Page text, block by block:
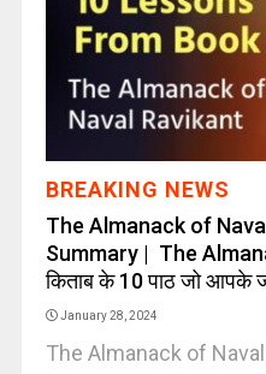
BREAKING NEWS
The Almanack of
Summary | The
किताब के 10 पाठ जो आपके
January 28, 2024
The Almanack of